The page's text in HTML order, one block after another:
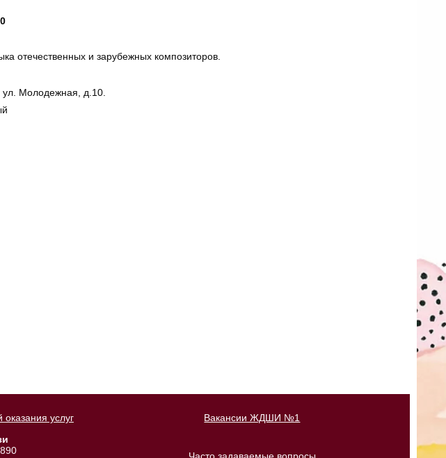
отечественных и зарубежных композиторов.
ул. Молодежная, д.10.
оказания услуг
Вакансии ЖДШИ №1